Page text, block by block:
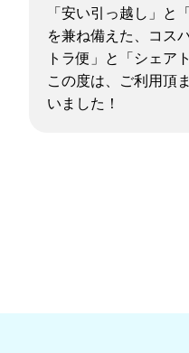
「安い引っ越し」と
を兼ね備えた、コス
トラ便」と「シェア
この度は、ご利用頂
いました！